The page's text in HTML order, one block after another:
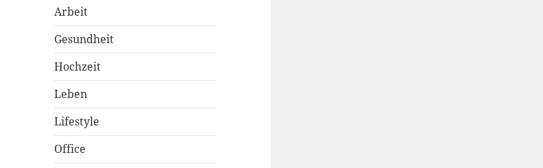
Arbeit
Gesundheit
Hochzeit
Leben
Lifestyle
Office